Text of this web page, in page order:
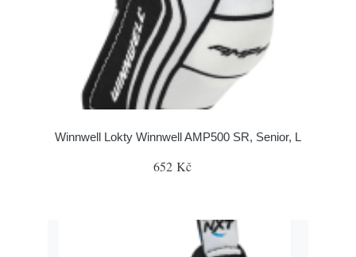
Winnwell Lokty Winnwell AMP500 SR, Senior, L
652 Kč